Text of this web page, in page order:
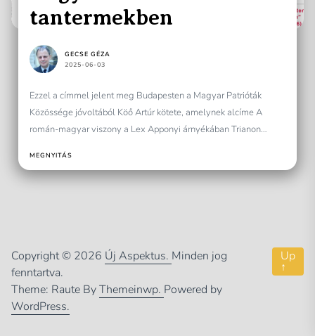
tantermekben
GECSE GÉZA
2025-06-03
Ezzel a címmel jelent meg Budapesten a Magyar Patrióták
Közössége jóvoltából Köő Artúr kötete, amelynek alcíme A
román-magyar viszony a Lex Apponyi árnyékában Trianon
MEGNYITÁS
Copyright © 2026 Új Aspektus. Minden jog
fenntartva.
Theme: Raute ByThemeinwp. Powered by
WordPress.
Up
↑